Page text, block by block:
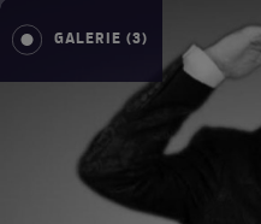
GALERIE (3)